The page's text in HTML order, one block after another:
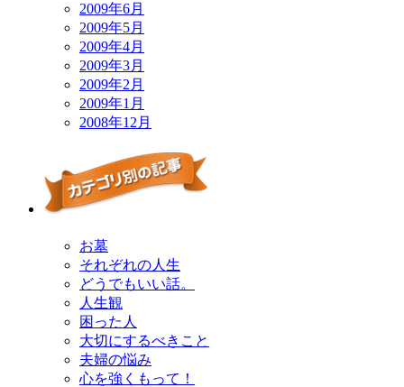
2009年6月
2009年5月
2009年4月
2009年3月
2009年2月
2009年1月
2008年12月
お墓
それぞれの人生
どうでもいい話。
人生観
困った人
大切にするべきこと
夫婦の悩み
心を強くもって！